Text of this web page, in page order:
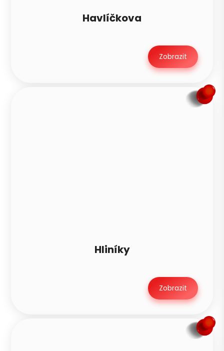
Havlíčkova
Zobrazit
Hliníky
Zobrazit